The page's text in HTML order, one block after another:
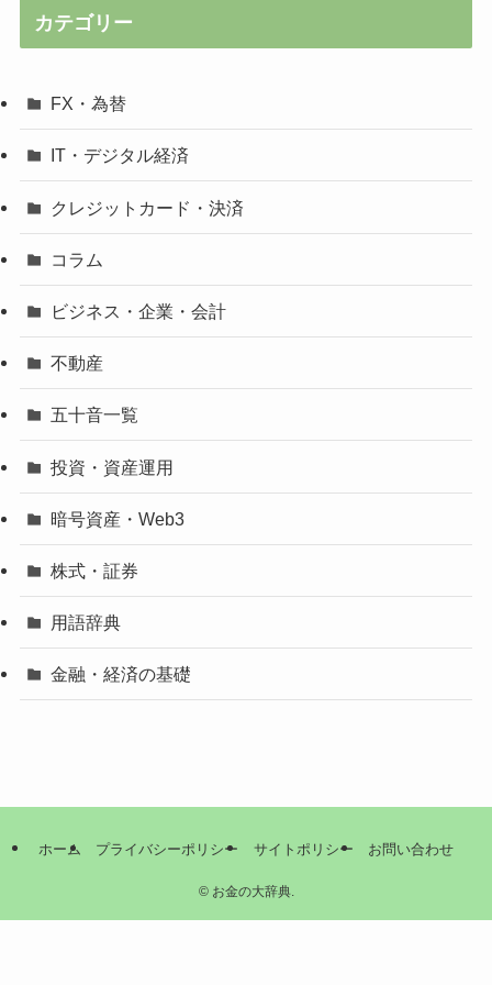
カテゴリー
FX・為替
IT・デジタル経済
クレジットカード・決済
コラム
ビジネス・企業・会計
不動産
五十音一覧
投資・資産運用
暗号資産・Web3
株式・証券
用語辞典
金融・経済の基礎
ホーム プライバシーポリシー サイトポリシー お問い合わせ
©お金の大辞典.